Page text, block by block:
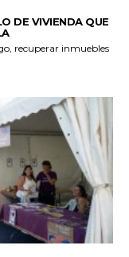
DE VIVIENDA QUE
recuperar inmuebles